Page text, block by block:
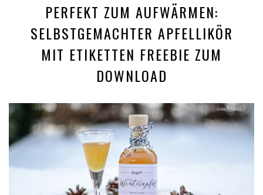
PERFEKT ZUM AUFWÄRMEN:
SELBSTGEMACHTER APFELLIKÖR
MIT ETIKETTEN FREEBIE ZUM
DOWNLOAD